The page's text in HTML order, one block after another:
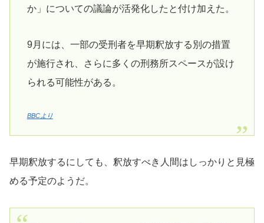
か」についての議論が活発化したと付け加えた。
9月には、一部の受刑者を早期釈放する別の措置
が施行され、さらに多くの刑務所スペースが設け
られる可能性がある。
BBCより
早期釈放するにしても、釈放すべき人間はしっかりと見極
める予定のようだ。